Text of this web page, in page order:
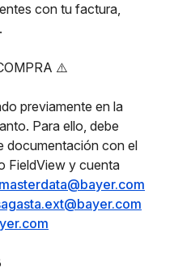
con tu factura,
⚠️
previamente en la
Para ello, debe
documentación con el
FieldView y cuenta